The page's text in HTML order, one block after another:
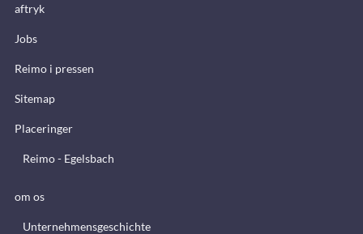
aftryk
Jobs
Reimo i pressen
Sitemap
Placeringer
Reimo - Egelsbach
om os
Unternehmensgeschichte